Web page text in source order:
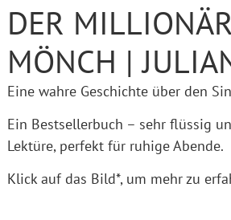
DER
MÖNCH |
Eine wahre Geschichte über den
Ein Bestsellerbuch – sehr flüssig
Lektüre, perfekt für ruhige Abende.
Klick auf das Bild*, um mehr zu